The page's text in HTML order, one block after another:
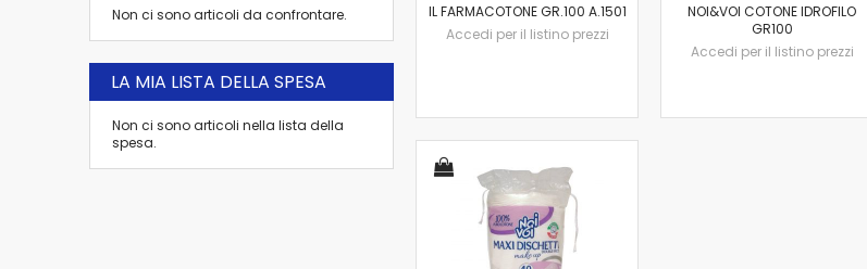
IL FARMACOTONE GR.100 A.1501
Accedi per il listino prezzi
NOI&VOI COTONE IDROFILO
GR100
Accedi per il listino prezzi
Non ci sono articoli da confrontare.
LA MIA LISTA DELLA SPESA
Non ci sono articoli nella lista della
spesa.